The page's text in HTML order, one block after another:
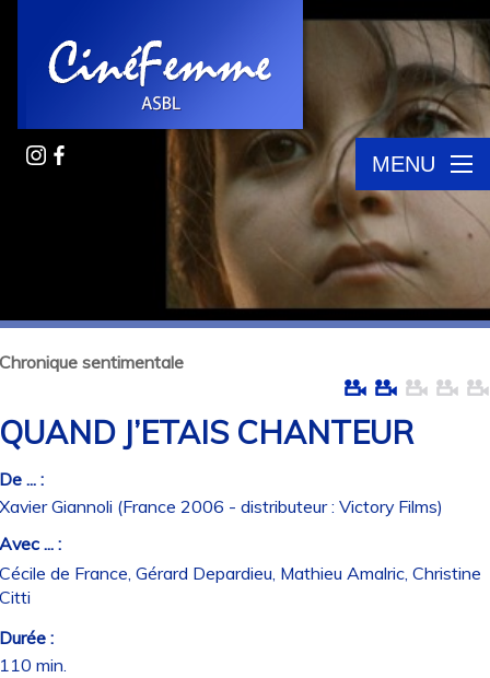
MENU
sentimentale
J’ETAIS CHANTEUR
... :
Giannoli (France 2006 - distributeur : Victory Films)
... :
de France, Gérard Depardieu, Mathieu Amalric, Christine
:
min.